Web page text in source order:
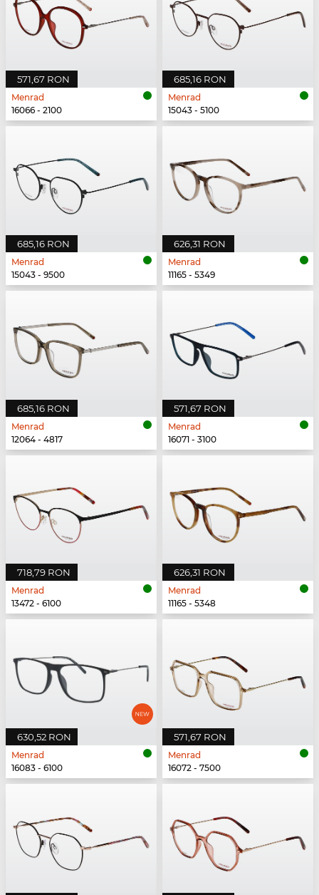
571,67 RON
Menrad
16066 - 2100
685,16 RON
Menrad
15043 - 5100
685,16 RON
Menrad
15043 - 9500
626,31 RON
Menrad
11165 - 5349
685,16 RON
Menrad
12064 - 4817
571,67 RON
Menrad
16071 - 3100
718,79 RON
Menrad
13472 - 6100
626,31 RON
Menrad
11165 - 5348
630,52 RON
Menrad
16083 - 6100
571,67 RON
Menrad
16072 - 7500